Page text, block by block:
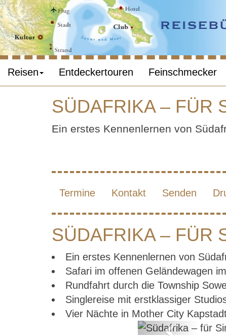
Reisen Entdeckertouren Feinschmecker
SÜDAFRIKA – FÜR
Ein erstes Kennenlernen von
Termine Kontakt Senden
SÜDAFRIKA – FÜR
Ein erstes Kennenlernen von
Safari im offenen Geländewagen
Rundfahrt durch die Township
Singlereise mit erstklassiger
Vier Nächte in Mother City
Previous